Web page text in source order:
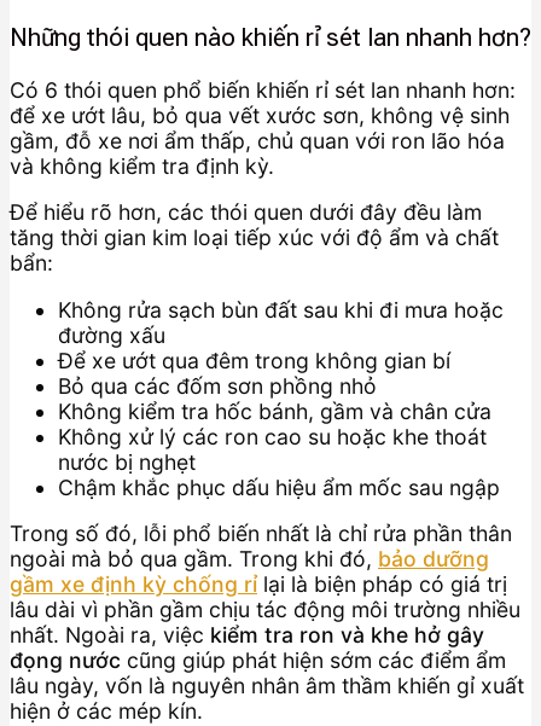
Những thói quen nào khiến rỉ sét lan nhanh hơn?
Có 6 thói quen phổ biến khiến rỉ sét lan nhanh hơn:
để xe ướt lâu, bỏ qua vết xước sơn, không vệ sinh
gầm, đỗ xe nơi ẩm thấp, chủ quan với ron lão hóa
và không kiểm tra định kỳ.
Để hiểu rõ hơn, các thói quen dưới đây đều làm
tăng thời gian kim loại tiếp xúc với độ ẩm và chất
bẩn:
Không rửa sạch bùn đất sau khi đi mưa hoặc
đường xấu
Để xe ướt qua đêm trong không gian bí
Bỏ qua các đốm sơn phồng nhỏ
Không kiểm tra hốc bánh, gầm và chân cửa
Không xử lý các ron cao su hoặc khe thoát
nước bị nghẹt
Chậm khắc phục dấu hiệu ẩm mốc sau ngập
Trong số đó, lỗi phổ biến nhất là chỉ rửa phần thân
ngoài mà bỏ qua gầm. Trong khi đó, bảo dưỡng
gầm xe định kỳ chống rỉlại là biện pháp có giá trị
lâu dài vì phần gầm chịu tác động môi trường nhiều
nhất. Ngoài ra, việc kiểm tra ron và khe hở gây
đọng nước cũng giúp phát hiện sớm các điểm ẩm
lâu ngày, vốn là nguyên nhân âm thầm khiến gỉ xuất
hiện ở các mép kín.